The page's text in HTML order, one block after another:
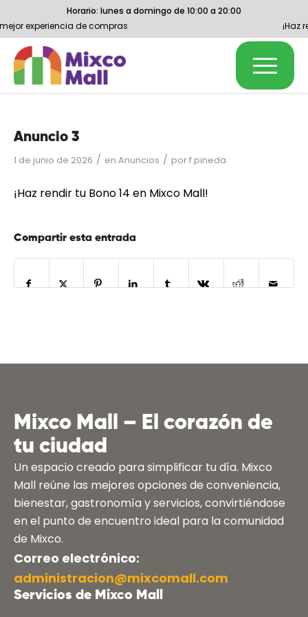
experiencia de compras ¡Haz
Horario: lunes a domingo de 10:00 a 20:00
Anuncio 3
1 de junio de 2026 / en Anuncios / porf.pineda
¡Haz rendir tu Bono 14 en Mixco Mall!
Compartir esta entrada
Mixco Mall – El corazón de
tu ciudad
Un espacio creado para simplificar tu día. Mixco
Mall reúne las mejores opciones de conveniencia,
bienestar, gastronomía y servicios, convirtiéndose
en el punto de encuentro ideal para la comunidad
de Mixco.
Correo electrónico:
administracion@mixcomall.com
Servicios de Mixco Mall